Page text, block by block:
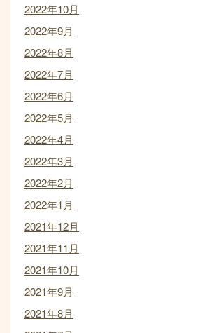
2022年10月
2022年9月
2022年8月
2022年7月
2022年6月
2022年5月
2022年4月
2022年3月
2022年2月
2022年1月
2021年12月
2021年11月
2021年10月
2021年9月
2021年8月